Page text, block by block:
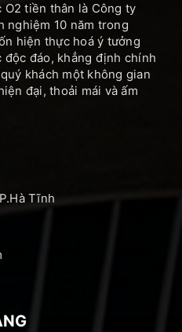
tiền thân là Công ty
nghiệm 10 năm trong
hiện thực hoá ý tưởng
đáo, khẳng định chính
khách một không gian
đại, thoải mái và ấm
Tĩnh